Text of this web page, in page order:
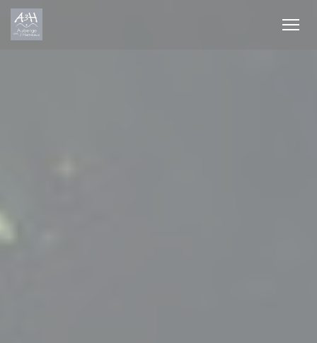
Personalización de sus opciones de cookies